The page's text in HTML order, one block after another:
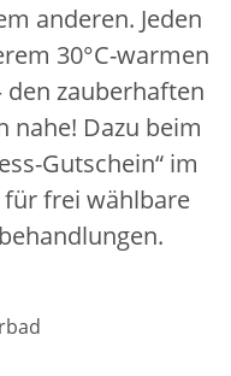
anderen. Jeden
30°C-warmen
zauberhaften
nahe! Dazu beim
Gutschein“ im
für frei wählbare